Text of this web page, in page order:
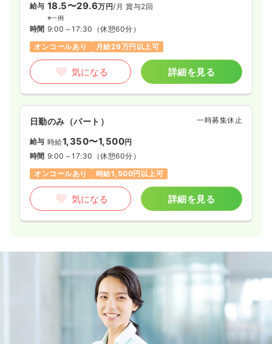
給与 18.5〜29.6万円/月 賞与2回
※一例
時間 9:00～17:30 （休憩60分）
オンコールあり
月給29万円以上可
気になる 詳細を見る
日勤のみ（パート） 一時募集休止
給与 時給1,350〜1,500円
時間 9:00～17:30 （休憩60分）
オンコールあり
時給1,500円以上可
気になる 詳細を見る